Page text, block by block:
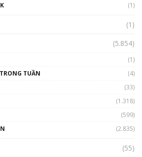
(1)
(1)
(5.854)
(1)
TUẦN
(4)
(33)
(1.318)
(599)
(2.835)
(55)